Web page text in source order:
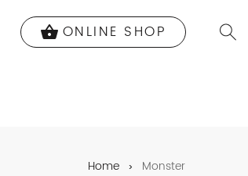
shopping_basket ONLINE SHOP
Home Monster